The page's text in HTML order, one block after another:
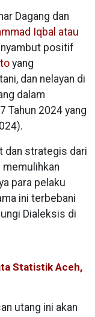
Dagang dan
Iqbal atau
positif
yang
dan nelayan di
dalam
Tahun 2024 yang
dan strategis dari
para pelaku
ini terbebani
Dialeksis di
Statistik Aceh,
utang ini akan